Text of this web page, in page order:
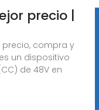
precio |
precio, compra y
un dispositivo
de 48V en